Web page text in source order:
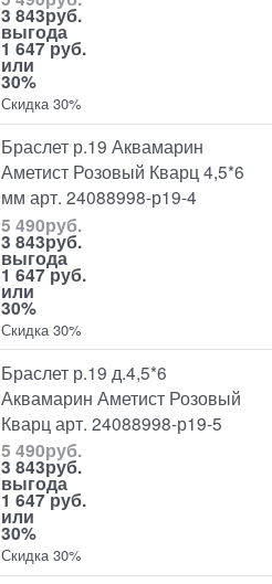
3 843руб.
выгода
1 647 руб.
или
30%
Скидка 30%
Браслет р.19 Аквамарин
Аметист Розовый Кварц 4,5*6
мм арт. 24088998-р19-4
5 490руб.
3 843руб.
выгода
1 647 руб.
или
30%
Скидка 30%
Браслет р.19 д.4,5*6
Аквамарин Аметист Розовый
Кварц арт. 24088998-р19-5
5 490руб.
3 843руб.
выгода
1 647 руб.
или
30%
Скидка 30%